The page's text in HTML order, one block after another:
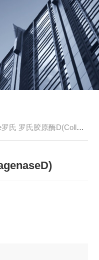
氏胶原酶D(CollagenaseD)